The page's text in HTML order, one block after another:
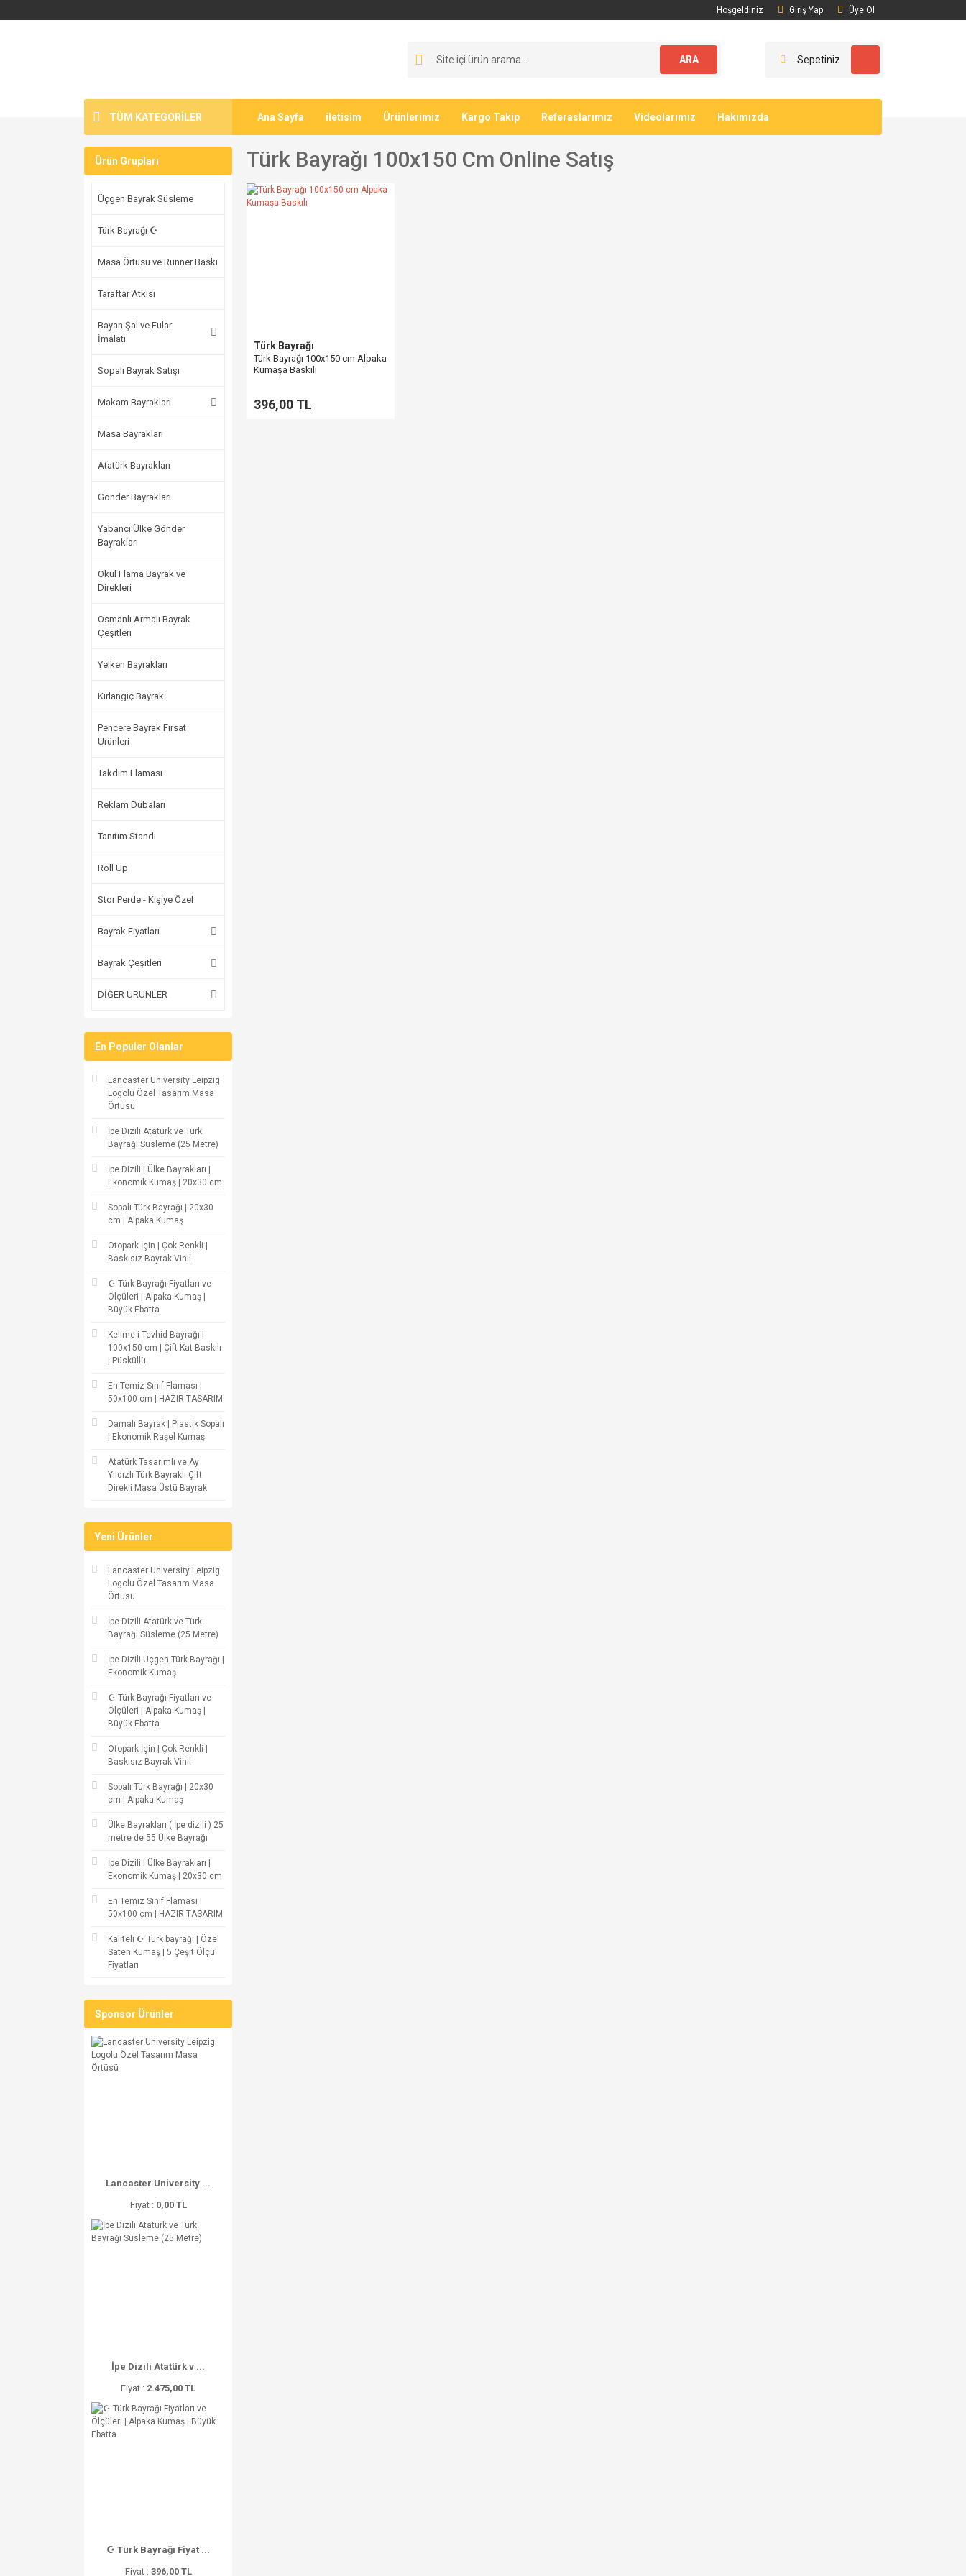
Hoşgeldiniz Giriş Yap Üye Ol
ARA Sepetiniz
TÜM KATEGORİLER Ana Sayfa iletisim Ürünlerimiz Kargo Takip Referaslarımız Videolarımız Hakımızda
Ürün Grupları
Üçgen Bayrak Süsleme
Türk Bayrağı ☪
Masa Örtüsü ve Runner Baskı
Taraftar Atkısı
Bayan Şal ve Fular
İmalatı
Sopalı Bayrak Satışı
Makam Bayrakları
Masa Bayrakları
Atatürk Bayrakları
Gönder Bayrakları
Yabancı Ülke Gönder
Bayrakları
Okul Flama Bayrak ve
Direkleri
Osmanlı Armalı Bayrak
Çeşitleri
Yelken Bayrakları
Kırlangıç Bayrak
Pencere Bayrak Fırsat
Ürünleri
Takdim Flaması
Reklam Dubaları
Tanıtım Standı
Roll Up
Stor Perde - Kişiye Özel
Bayrak Fiyatları
Bayrak Çeşitleri
DİĞER ÜRÜNLER
En Populer Olanlar
Lancaster University Leipzig
Logolu Özel Tasarım Masa
Örtüsü
İpe Dizili Atatürk ve Türk
Bayrağı Süsleme (25 Metre)
İpe Dizili | Ülke Bayrakları |
Ekonomik Kumaş | 20x30 cm
Sopalı Türk Bayrağı | 20x30
cm | Alpaka Kumaş
Otopark İçin | Çok Renkli |
Baskısız Bayrak Vinil
☪ Türk Bayrağı Fiyatları ve
Ölçüleri | Alpaka Kumaş |
Büyük Ebatta
Kelime-i Tevhid Bayrağı |
100x150 cm | Çift Kat Baskılı
| Püsküllü
En Temiz Sınıf Flaması |
50x100 cm | HAZIR TASARIM
Damalı Bayrak | Plastik Sopalı
| Ekonomik Raşel Kumaş
Atatürk Tasarımlı ve Ay
Yıldızlı Türk Bayraklı Çift
Direkli Masa Üstü Bayrak
Yeni Ürünler
Lancaster University Leipzig
Logolu Özel Tasarım Masa
Örtüsü
İpe Dizili Atatürk ve Türk
Bayrağı Süsleme (25 Metre)
İpe Dizili Üçgen Türk Bayrağı |
Ekonomik Kumaş
☪ Türk Bayrağı Fiyatları ve
Ölçüleri | Alpaka Kumaş |
Büyük Ebatta
Otopark İçin | Çok Renkli |
Baskısız Bayrak Vinil
Sopalı Türk Bayrağı | 20x30
cm | Alpaka Kumaş
Ülke Bayrakları ( İpe dizili ) 25
metre de 55 Ülke Bayrağı
İpe Dizili | Ülke Bayrakları |
Ekonomik Kumaş | 20x30 cm
En Temiz Sınıf Flaması |
50x100 cm | HAZIR TASARIM
Kaliteli ☪ Türk bayrağı | Özel
Saten Kumaş | 5 Çeşit Ölçü
Fiyatları
Sponsor Ürünler
Lancaster University ...
Fiyat : 0,00 TL
İpe Dizili Atatürk v ...
Fiyat : 2.475,00 TL
☪ Türk Bayrağı Fiyat ...
Fiyat : 396,00 TL
Türk Bayrağı 100x150 Cm Online Satış
Türk Bayrağı
Türk Bayrağı 100x150 cm Alpaka
Kumaşa Baskılı
396,00 TL